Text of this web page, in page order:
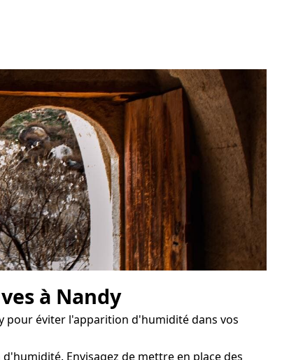
à Nandy
pour éviter l'apparition d'humidité dans vos
Envisagez de mettre en place des